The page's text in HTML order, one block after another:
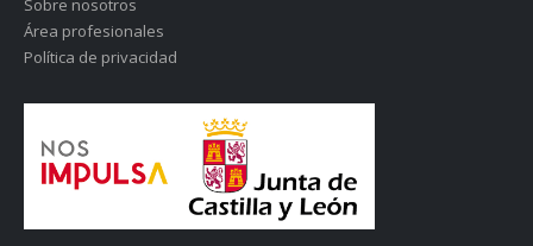
Sobre nosotros
Área profesionales
Política de privacidad